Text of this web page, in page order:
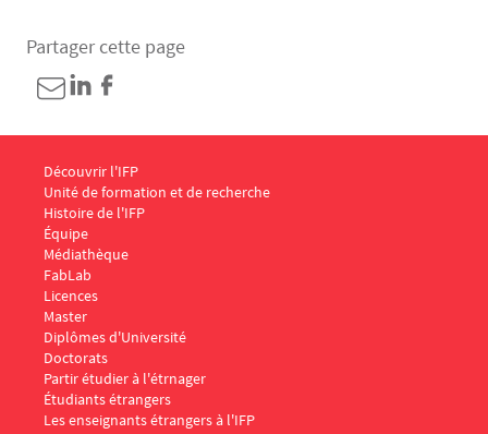
Partager cette page
Menu Footer IFP 1
Découvrir l'IFP
Unité de formation et de recherche
Histoire de l'IFP
Équipe
Médiathèque
FabLab
Menu Footer IFP 2
Licences
Master
Diplômes d'Université
Doctorats
Menu Footer IFP 3
Partir étudier à l'étrnager
Étudiants étrangers
Les enseignants étrangers à l'IFP